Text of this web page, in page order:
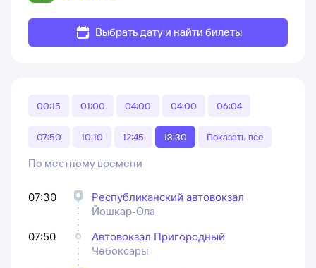
Выбрать дату и найти билеты
00:15 01:00 04:00 04:00 06:04
07:50 10:10 12:45 13:30 Показать все
По местному времени
07:30
Республиканский автовокзал
Йошкар-Ола
07:50
Автовокзал Пригородный
Чебоксары